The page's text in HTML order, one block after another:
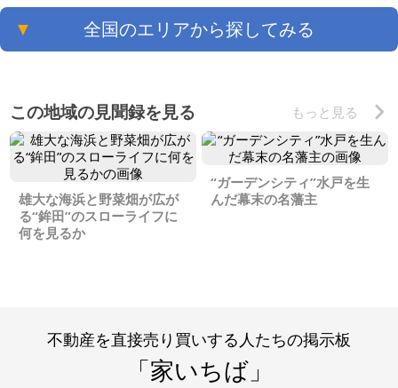
▼ 全国のエリアから探してみる
この地域の見聞録を見る もっと見る
雄大な海浜と野菜畑が広が
る“鉾田”のスローライフに
何を見るか
“ガーデンシティ”水戸を生
んだ幕末の名藩主
不動産を直接売り買いする人たちの掲示板
「家いちば」